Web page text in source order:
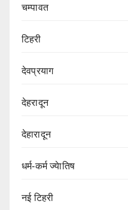
चम्पावत
टिहरी
देवप्रयाग
देहरादून
देहारादून
धर्म-कर्म ज्येातिष
नई टिहरी